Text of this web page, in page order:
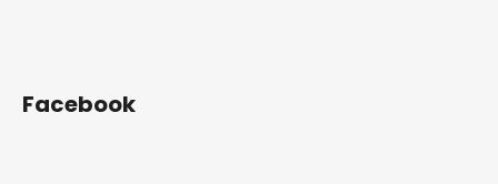
Facebook